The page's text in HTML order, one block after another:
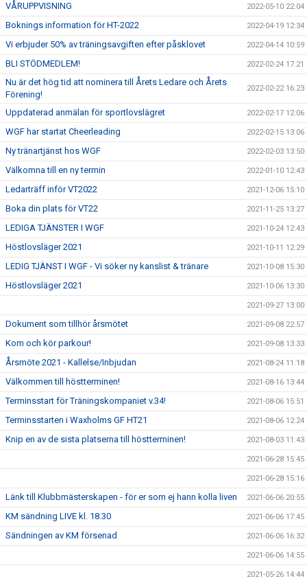
VÅRUPPVISNING 2022-05-10 22:04
Boknings information för HT-2022 2022-04-19 12:34
Vi erbjuder 50% av träningsavgiften efter påsklovet 2022-04-14 10:59
BLI STÖDMEDLEM! 2022-02-24 17:21
Nu är det hög tid att nominera till Årets Ledare och Årets
Förening!
2022-02-22 16:23
Uppdaterad anmälan för sportlovslägret 2022-02-17 12:06
WGF har startat Cheerleading 2022-02-15 13:06
Ny tränartjänst hos WGF 2022-02-03 13:50
Välkomna till en ny termin 2022-01-10 12:43
Ledarträff inför VT2022 2021-12-06 15:10
Boka din plats för VT22 2021-11-25 13:27
LEDIGA TJÄNSTER I WGF 2021-10-24 12:43
Höstlovsläger 2021 2021-10-11 12:29
LEDIG TJÄNST I WGF - Vi söker ny kanslist & tränare 2021-10-08 15:30
Höstlovsläger 2021 2021-10-06 13:30
2021-09-27 13:00
Dokument som tillhör årsmötet 2021-09-08 22:57
Kom och kör parkour! 2021-09-08 13:33
Årsmöte 2021 - Kallelse/Inbjudan 2021-08-24 11:18
Välkommen till höstterminen! 2021-08-16 13:44
Terminsstart för Träningskompaniet v.34! 2021-08-06 15:51
Terminsstarten i Waxholms GF HT21 2021-08-06 12:24
Knip en av de sista platserna till höstterminen! 2021-08-03 11:43
2021-06-28 15:45
2021-06-28 15:16
Länk till Klubbmästerskapen - för er som ej hann kolla liven 2021-06-06 20:55
KM sändning LIVE kl. 18.30 2021-06-06 17:45
Sändningen av KM försenad 2021-06-06 16:32
2021-06-06 14:55
2021-05-26 14:44